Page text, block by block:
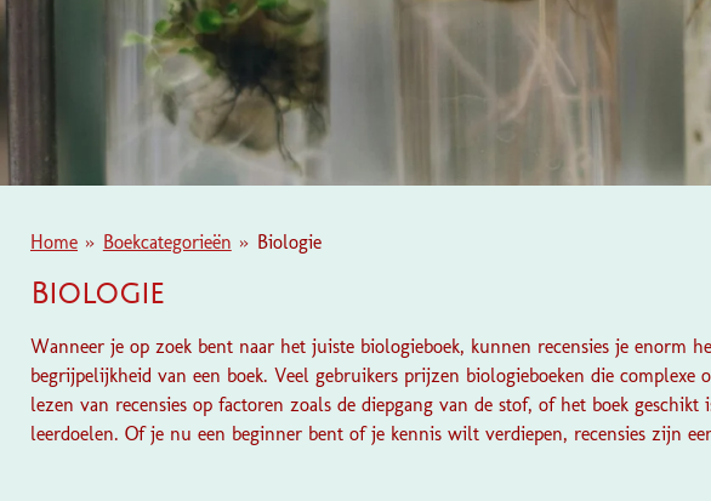
Home » Boekcategorieën » Biologie
Biologie
Wanneer je op zoek bent naar het juiste biologieboek, kunnen recensies je enorm
begrijpelijkheid van een boek. Veel gebruikers prijzen biologieboeken die
lezen van recensies op factoren zoals de diepgang van de stof, of het boek
leerdoelen. Of je nu een beginner bent of je kennis wilt verdiepen, recensies zijn